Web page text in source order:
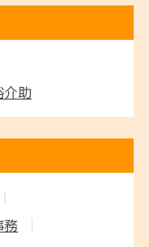
介助
務